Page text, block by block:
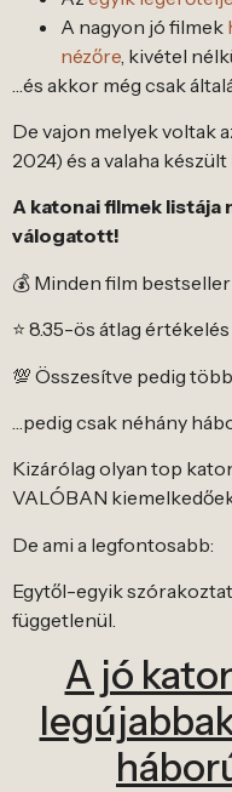
A nagyon jó filmek
nézőre , kivétel
…és akkor még csak
De vajon melyek voltak
2024) és a valaha
A katonai filmek
válogatott!
💰 Minden film
⭐ 8.35-ös átlag
💯 Összesítve pedig
…pedig csak néhány
Kizárólag olyan top
VALÓBAN
De ami a legfontosabb:
Egytől-egyik
függetlenül.
A jó